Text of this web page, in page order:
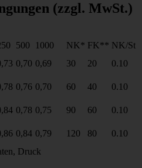
(zzgl. MwSt.)
500 1000 NK* FK** NK/St
0,70 0,69 30 20
0.10
0,76 0,70 60 40
0.10
0,78 0,75 90 60
0.10
0,84 0,79 120 80
0.10
Druck